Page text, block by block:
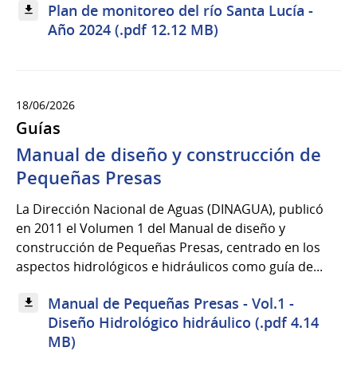
Plan de monitoreo del río Santa Lucía -
Año 2024 (.pdf 12.12 MB)
18/06/2026
Guías
Manual de diseño y construcción de
Pequeñas Presas
La Dirección Nacional de Aguas (DINAGUA), publicó
en 2011 el Volumen 1 del Manual de diseño y
construcción de Pequeñas Presas, centrado en los
aspectos hidrológicos e hidráulicos como guía de...
Manual de Pequeñas Presas - Vol.1 -
Diseño Hidrológico hidráulico (.pdf 4.14
MB)